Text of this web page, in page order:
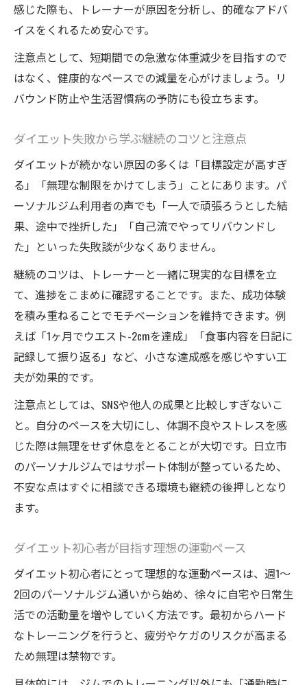
感じた際も、トレーナーが原因を分析し、的確なアドバ
イスをくれるため安心です。
注意点として、短期間での急激な体重減少を目指すので
はなく、健康的なペースでの減量を心がけましょう。リ
バウンド防止や生活習慣病の予防にも役立ちます。
ダイエット失敗から学ぶ継続のコツと注意点
ダイエットが続かない原因の多くは「目標設定が高すぎ
る」「無理な制限をかけてしまう」ことにあります。パ
ーソナルジム利用者の声でも「一人で頑張ろうとした結
果、途中で挫折した」「自己流でやってリバウンドし
た」といった失敗談が少なくありません。
継続のコツは、トレーナーと一緒に現実的な目標を立
て、進捗をこまめに確認することです。また、成功体験
を積み重ねることでモチベーションを維持できます。例
えば「1ヶ月でウエスト-2cmを達成」「食事内容を日記に
記録して振り返る」など、小さな達成感を感じやすい工
夫が効果的です。
注意点としては、SNSや他人の成果と比較しすぎないこ
と。自分のペースを大切にし、体調不良やストレスを感
じた際は無理をせず休息をとることが大切です。日立市
のパーソナルジムではサポート体制が整っているため、
不安な点はすぐに相談できる環境も継続の後押しとなり
ます。
ダイエット初心者が目指す理想の運動ペース
ダイエット初心者にとって理想的な運動ペースは、週1〜
2回のパーソナルジム通いから始め、徐々に自宅や日常生
活での活動量を増やしていく方法です。最初からハード
なトレーニングを行うと、疲労やケガのリスクが高まる
ため無理は禁物です。